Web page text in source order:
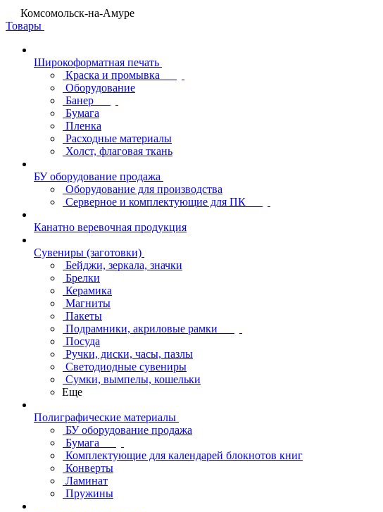
Комсомольск-на-Амуре
Товары
Широкоформатная печать
Краска и промывка
Оборудование
Банер
Бумага
Пленка
Расходные материалы
Холст, флаговая ткань
БУ оборудование продажа
Оборудование для производства
Серверное и комплектующие для ПК
Канатно веревочная продукция
Сувениры (заготовки)
Бейджи, зеркала, значки
Брелки
Керамика
Магниты
Пакеты
Подрамники, акриловые рамки
Посуда
Ручки, диски, часы, пазлы
Светодиодные сувениры
Сумки, вымпелы, кошельки
Еще
Полиграфические материалы
БУ оборудование продажа
Бумага
Комплектующие для календарей блокнотов книг
Конверты
Ламинат
Пружины